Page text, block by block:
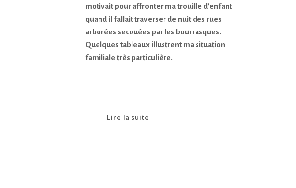
motivait pour affronter ma trouille d’enfant
quand il fallait traverser de nuit des rues
arborées secouées par les bourrasques.
Quelques tableaux illustrent ma situation
familiale très particulière.
Lire la suite